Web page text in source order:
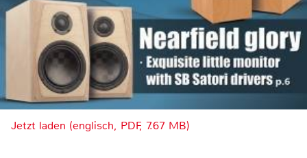
Jetzt laden (englisch, PDF, 7.67 MB)